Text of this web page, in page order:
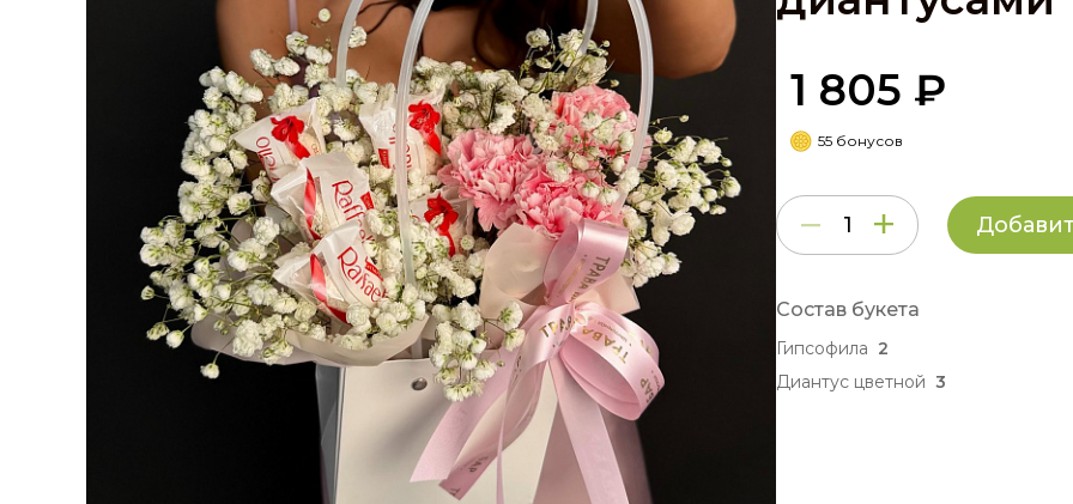
1 805 ₽
55 бонусов
Состав букета
Гипсофила 2
Диантус цветной 3